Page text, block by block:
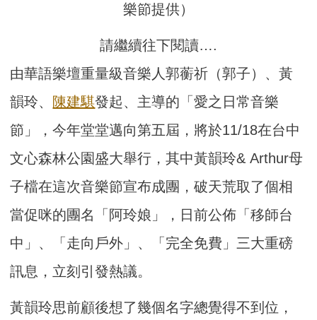
樂節提供）
請繼續往下閱讀….
由華語樂壇重量級音樂人郭蘅祈（郭子）、黃
韻玲、 陳建騏發起、主導的「愛之日常音樂
節」，今年堂堂邁向第五屆，將於11/18在台中
文心森林公園盛大舉行，其中黃韻玲& Arthur母
子檔在這次音樂節宣布成團，破天荒取了個相
當促咪的團名「阿玲娘」，日前公佈「移師台
中」、「走向戶外」、「完全免費」三大重磅
訊息，立刻引發熱議。
黃韻玲思前顧後想了幾個名字總覺得不到位，